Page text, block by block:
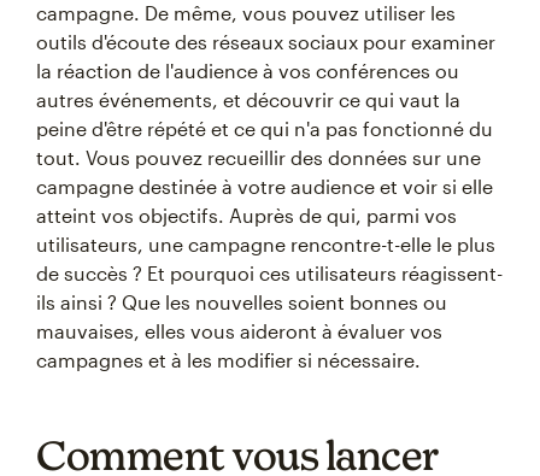
campagne. De même, vous pouvez utiliser les
outils d'écoute des réseaux sociaux pour examiner
la réaction de l'audience à vos conférences ou
autres événements, et découvrir ce qui vaut la
peine d'être répété et ce qui n'a pas fonctionné du
tout. Vous pouvez recueillir des données sur une
campagne destinée à votre audience et voir si elle
atteint vos objectifs. Auprès de qui, parmi vos
utilisateurs, une campagne rencontre-t-elle le plus
de succès ? Et pourquoi ces utilisateurs réagissent-
ils ainsi ? Que les nouvelles soient bonnes ou
mauvaises, elles vous aideront à évaluer vos
campagnes et à les modifier si nécessaire.
Comment vous lancer